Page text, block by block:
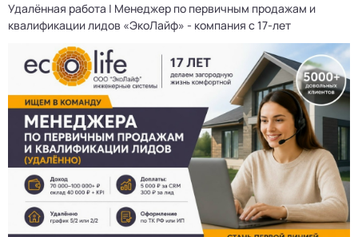
Удалённая работа | Менеджер по первичным продажам и
квалификации лидов «ЭкоЛайф» - компания с 17-лет